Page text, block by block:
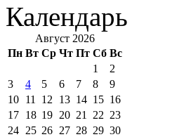
Календарь
Август 2026
Пн Вт Ср Чт Пт Сб Вс
1
2
3
4 5 6 7 8
9
10 11 12 13 14 15 16
17 18 19 20 21 22 23
24 25 26 27 28 29 30